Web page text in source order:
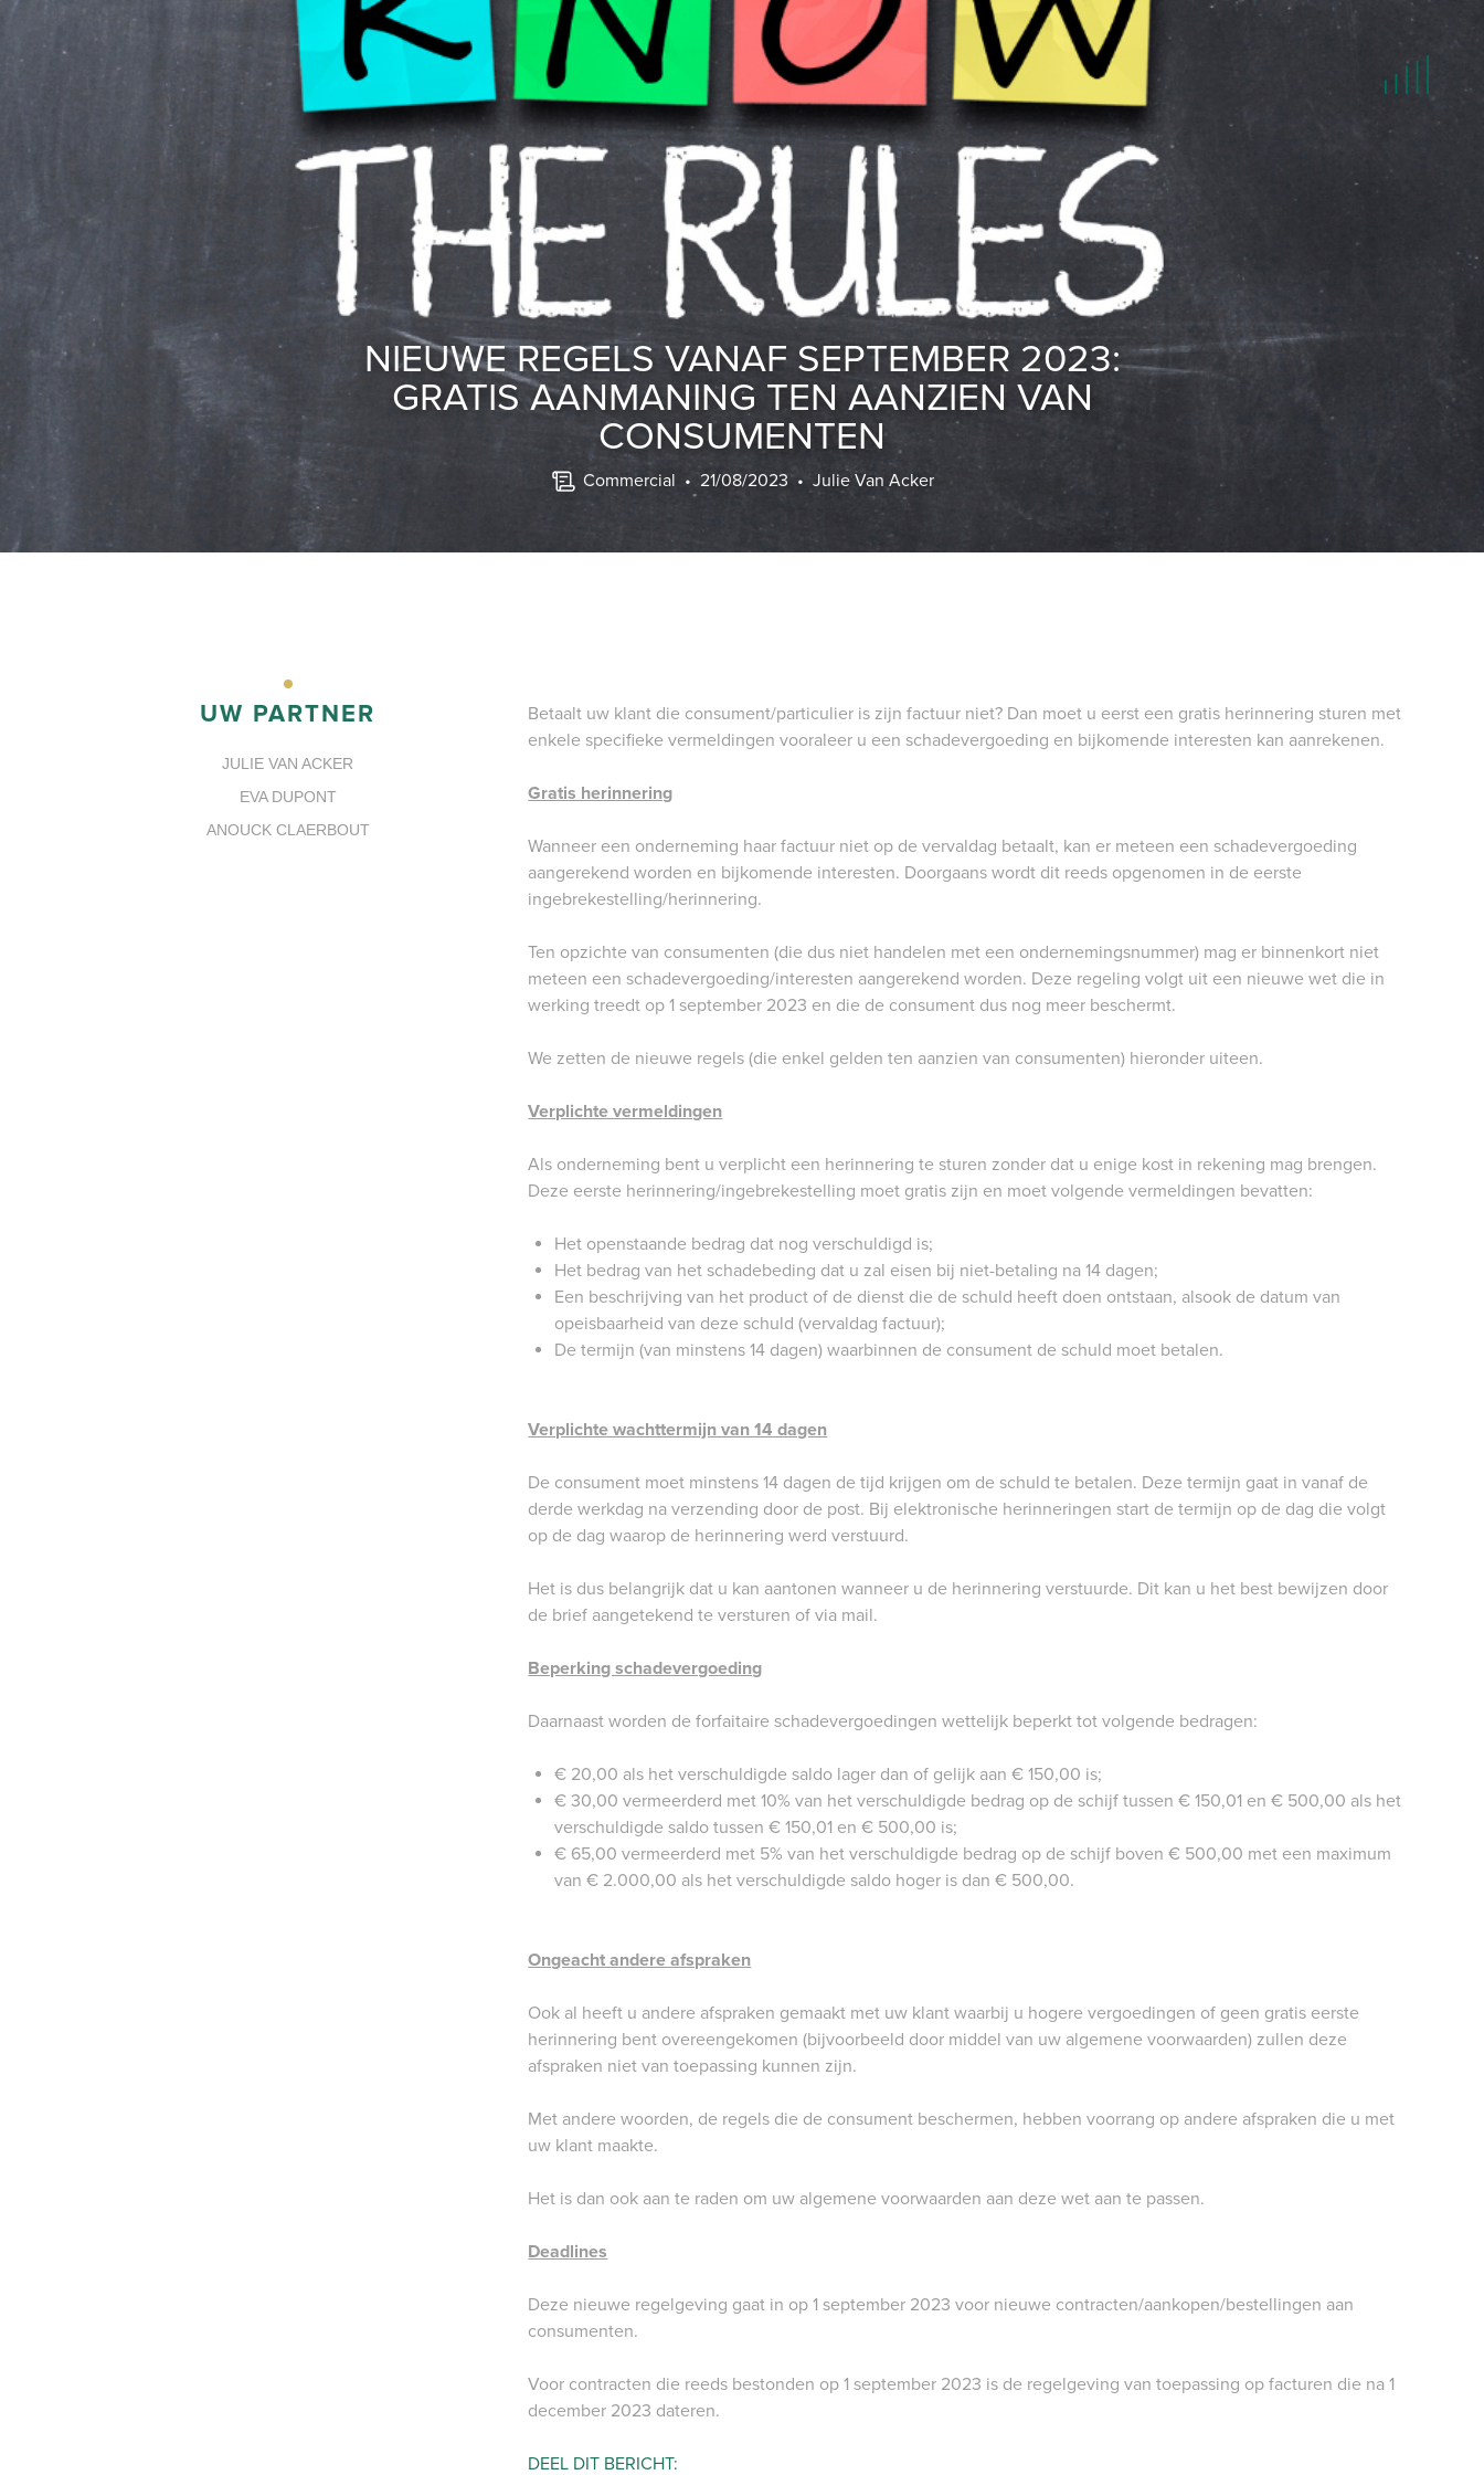
HOME
IN HOUSE LEGAL SUPPORT
NIEUWE REGELS VANAF SEPTEMBER 2023:
GRATIS AANMANING TEN AANZIEN VAN
CONSUMENTEN
Commercial • 21/08/2023 • Julie Van Acker
UW PARTNER
JULIE VAN ACKER
EVA DUPONT
ANOUCK CLAERBOUT
Betaalt uw klant die consument/particulier is zijn factuur niet? Dan moet u eerst een gratis herinnering sturen met
enkele specifieke vermeldingen vooraleer u een schadevergoeding en bijkomende interesten kan aanrekenen.
Gratis herinnering
Wanneer een onderneming haar factuur niet op de vervaldag betaalt, kan er meteen een schadevergoeding
aangerekend worden en bijkomende interesten. Doorgaans wordt dit reeds opgenomen in de eerste
ingebrekestelling/herinnering.
Ten opzichte van consumenten (die dus niet handelen met een ondernemingsnummer) mag er binnenkort niet
meteen een schadevergoeding/interesten aangerekend worden. Deze regeling volgt uit een nieuwe wet die in
werking treedt op 1 september 2023 en die de consument dus nog meer beschermt.
We zetten de nieuwe regels (die enkel gelden ten aanzien van consumenten) hieronder uiteen.
Verplichte vermeldingen
Als onderneming bent u verplicht een herinnering te sturen zonder dat u enige kost in rekening mag brengen.
Deze eerste herinnering/ingebrekestelling moet gratis zijn en moet volgende vermeldingen bevatten:
Het openstaande bedrag dat nog verschuldigd is;
Het bedrag van het schadebeding dat u zal eisen bij niet-betaling na 14 dagen;
Een beschrijving van het product of de dienst die de schuld heeft doen ontstaan, alsook de datum van
opeisbaarheid van deze schuld (vervaldag factuur);
De termijn (van minstens 14 dagen) waarbinnen de consument de schuld moet betalen.
Verplichte wachttermijn van 14 dagen
De consument moet minstens 14 dagen de tijd krijgen om de schuld te betalen. Deze termijn gaat in vanaf de
derde werkdag na verzending door de post. Bij elektronische herinneringen start de termijn op de dag die volgt
op de dag waarop de herinnering werd verstuurd.
Het is dus belangrijk dat u kan aantonen wanneer u de herinnering verstuurde. Dit kan u het best bewijzen door
de brief aangetekend te versturen of via mail.
Beperking schadevergoeding
Daarnaast worden de forfaitaire schadevergoedingen wettelijk beperkt tot volgende bedragen:
€ 20,00 als het verschuldigde saldo lager dan of gelijk aan € 150,00 is;
€ 30,00 vermeerderd met 10% van het verschuldigde bedrag op de schijf tussen € 150,01 en € 500,00 als het
verschuldigde saldo tussen € 150,01 en € 500,00 is;
€ 65,00 vermeerderd met 5% van het verschuldigde bedrag op de schijf boven € 500,00 met een maximum
van € 2.000,00 als het verschuldigde saldo hoger is dan € 500,00.
Ongeacht andere afspraken
Ook al heeft u andere afspraken gemaakt met uw klant waarbij u hogere vergoedingen of geen gratis eerste
herinnering bent overeengekomen (bijvoorbeeld door middel van uw algemene voorwaarden) zullen deze
afspraken niet van toepassing kunnen zijn.
Met andere woorden, de regels die de consument beschermen, hebben voorrang op andere afspraken die u met
uw klant maakte.
Het is dan ook aan te raden om uw algemene voorwaarden aan deze wet aan te passen.
Deadlines
Deze nieuwe regelgeving gaat in op 1 september 2023 voor nieuwe contracten/aankopen/bestellingen aan
consumenten.
Voor contracten die reeds bestonden op 1 september 2023 is de regelgeving van toepassing op facturen die na 1
december 2023 dateren.
DEEL DIT BERICHT: